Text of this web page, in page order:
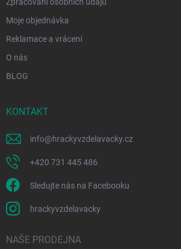
Moje objednávka
Reklamace a vrácení
O nás
BLOG
KONTAKT
info@hrackyvzdelavacky.cz
+420 731 445 486
Sledujte nás na Facebooku
hrackyvzdelavacky
NAŠE PRODEJNA